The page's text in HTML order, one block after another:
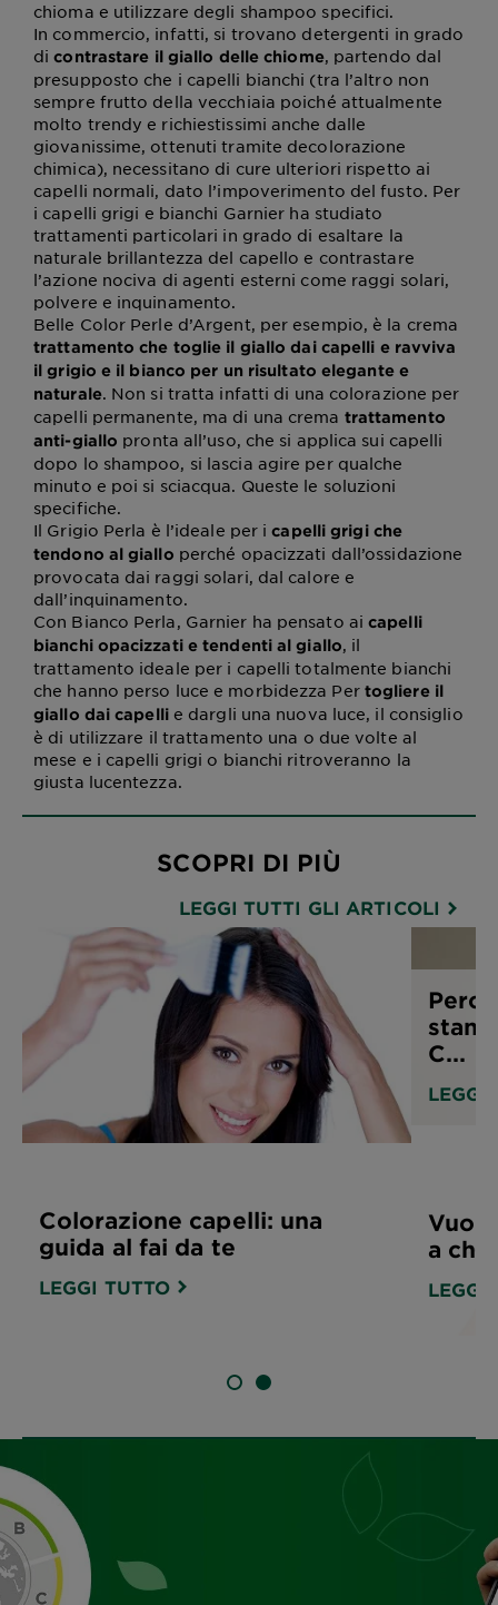
chioma e utilizzare degli shampoo specifici.
In commercio, infatti, si trovano detergenti in grado
dicontrastare il giallo delle chiome, partendo dal
presupposto che i capelli bianchi (tra l’altro non
sempre frutto della vecchiaia poiché attualmente
molto trendy e richiestissimi anche dalle
giovanissime, ottenuti tramite decolorazione
chimica), necessitano di cure ulteriori rispetto ai
capelli normali, dato l’impoverimento del fusto. Per
i capelli grigi e bianchi Garnier ha studiato
trattamenti particolari in grado di esaltare la
naturale brillantezza del capello e contrastare
l’azione nociva di agenti esterni come raggi solari,
polvere e inquinamento.
Belle Color Perle d’Argent, per esempio, è la crema
trattamento che toglie il giallo dai capelli e ravviva
il grigio e il bianco per un risultato elegante e
naturale. Non si tratta infatti di una colorazione per
capelli permanente, ma di una crema trattamento
anti-giallo pronta all’uso, che si applica sui capelli
dopo lo shampoo, si lascia agire per qualche
minuto e poi si sciacqua. Queste le soluzioni
specifiche.
Il Grigio Perla è l’ideale per icapelli grigi che
tendono al giallo perché opacizzati dall’ossidazione
provocata dai raggi solari, dal calore e
dall’inquinamento.
Con Bianco Perla, Garnier ha pensato ai capelli
bianchi opacizzati e tendenti al giallo, il
trattamento ideale per i capelli totalmente bianchi
che hanno perso luce e morbidezza Per togliere il
giallo dai capelli e dargli una nuova luce, il consiglio
è di utilizzare il trattamento una o due volte al
mese e i capelli grigi o bianchi ritroveranno la
giusta lucentezza.
SCOPRI DI PIÙ
LEGGI TUTTI GLI ARTICOLI
Colorazione capelli: una
guida al fai da te
LEGGI TUTTO
C...
LEGGI
Vuoi
a
LEGGI
SLIDE 1SLIDE 2